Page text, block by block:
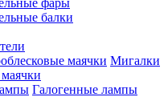
фары
балки
Мигалки
Галогенные лампы